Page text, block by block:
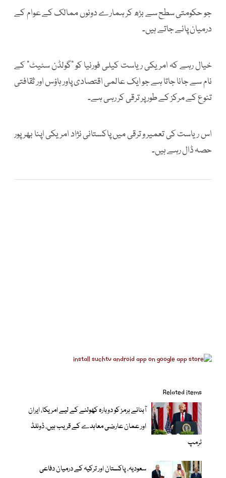
جو حکومتی سطح سے بڑھ کر ہمارے دونوں ممالک کے عوام کے
درمیان پائے جاتے ہیں۔
خیال رہے کہ امریکی ریاست کیلی فورنیا کو "گولڈن سٹیٹ" کے
نام سے جانا جاتا ہے جو ایک عالمی اقتصادی پاور ہاؤس اور ثقافتی
تنوع کے مرکز کے طور پر ترقی کر رہی ہے۔
اس ریاست کی تعمیر و ترقی میں پاکستانی نژاد امریکی اپنا بھرپور
حصہ ڈال رہے ہیں۔
Related items
آبنائے ہرمز کو دوبارہ کھولنے کے لیے امریکا، ایران
اور عمان عارضی معاہدے کے قریب ہیں، ڈونلڈ
ٹرمپ
سعودیہ، پاکستان اور ترکیہ کے درمیان دفاعی